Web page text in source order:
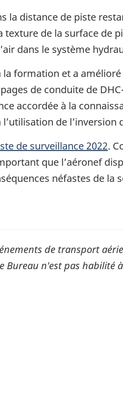
la distance de piste
de la surface de
dans le système
formation et a
de conduite de
accordée à la
de l’inversion
de surveillance 2022.
que l’aéronef
néfastes de la
de transport
Bureau n'est pas habilité